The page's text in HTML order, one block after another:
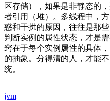
区存储），如果是非静态的
者引用（堆）。多线程中，
惑和干扰的原因，往往是那
判断实例的属性状态，才是
窍在于每个实例属性的具体
的抽象。分得清的人，才能
统。
jvm